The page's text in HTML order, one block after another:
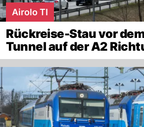
Airolo TI
Rückreise-Stau vor
Tunnel auf der A2